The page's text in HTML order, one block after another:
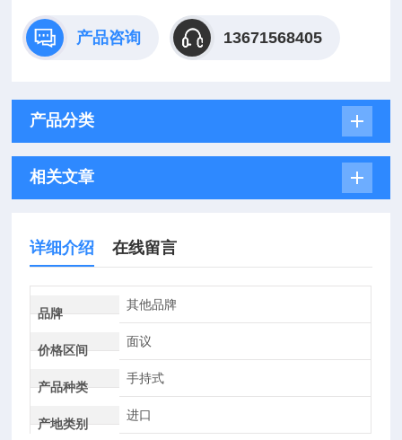
产品咨询 13671568405
产品分类
相关文章
详细介绍 在线留言
品牌
其他品牌
价格区间
面议
产品种类
手持式
产地类别
进口